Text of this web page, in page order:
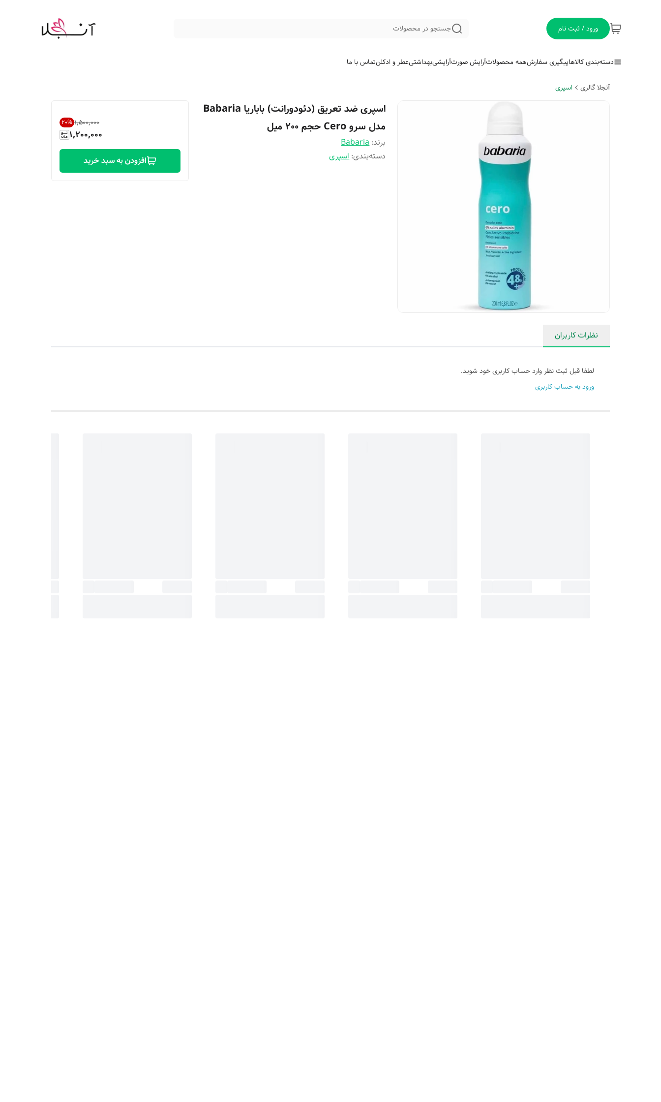
ورود / ثبت نام جستجو در محصولات
دسته‌بندی کالاهاپیگیری سفارشهمه محصولاتآرایش صورتآرایشیبهداشتیعطر و ادکلنتماس با ما
آنجلا گالری اسپری
اسپری ضد تعریق (دئودورانت) باباریا Babaria
مدل سرو Cero حجم 200 میل
برند:Babaria
دسته‌بندی:اسپری
۱٬۵۰۰٬۰۰۰ 20%
1,200,000
افزودن به سبد خرید
نظرات کاربران
لطفا قبل ثبت نظر وارد حساب کاربری خود شوید.
ورود به حساب کاربری